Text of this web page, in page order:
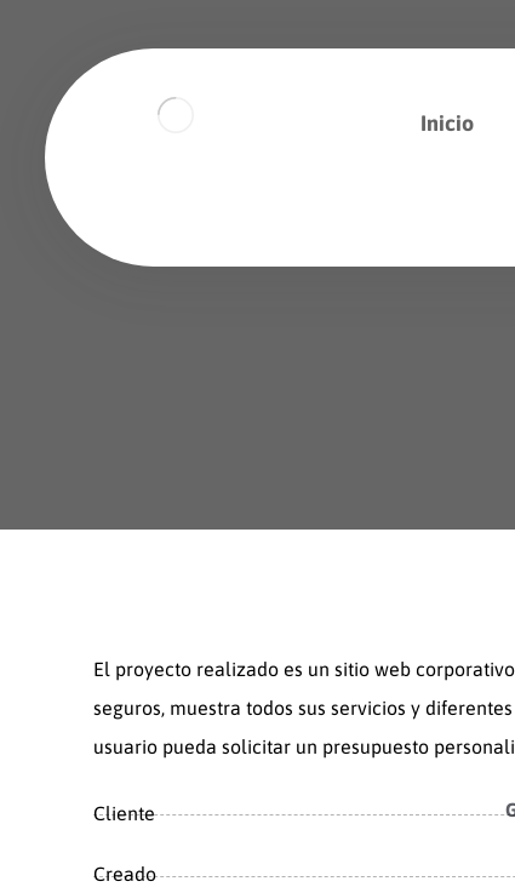
Inicio
El proyecto realizado es un sitio web
seguros, muestra todos sus servicios y
usuario pueda solicitar un presupuesto
Cliente
Creado